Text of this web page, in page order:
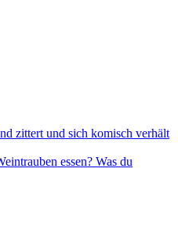
zittert und sich komisch verhält
essen? Was du